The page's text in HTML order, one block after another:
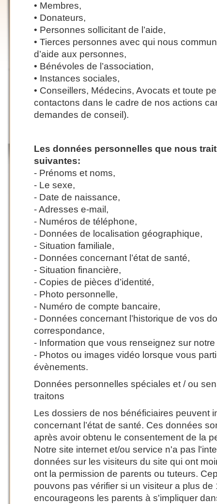
• Membres,
• Donateurs,
• Personnes sollicitant de l’aide,
• Tierces personnes avec qui nous
d’aide aux personnes,
• Bénévoles de l’association,
• Instances sociales,
• Conseillers, Médecins, Avocats et toute
contactons dans le cadre de nos actions
demandes de conseil).
Les données personnelles que nous
suivantes:
- Prénoms et noms,
- Le sexe,
- Date de naissance,
- Adresses e-mail,
- Numéros de téléphone,
- Données de localisation géographique,
- Situation familiale,
- Données concernant l’état de santé,
- Situation financière,
- Copies de pièces d’identité,
- Photo personnelle,
- Numéro de compte bancaire,
- Données concernant l’historique de vos
correspondance,
- Information que vous renseignez sur
- Photos ou images vidéo lorsque vous
évènements.
Données personnelles spéciales et / ou
traitons
Les dossiers de nos bénéficiaires peuvent
concernant l’état de santé. Ces données
après avoir obtenu le consentement de la
Notre site internet et/ou service n'a pas
données sur les visiteurs du site qui ont
ont la permission de parents ou tuteurs.
pouvons pas vérifier si un visiteur a plus de
encourageons les parents à s'impliquer